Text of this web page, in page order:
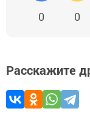
0 0
Расскажите